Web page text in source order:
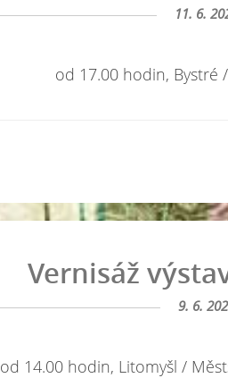
11. 6.
od 17.00 hodin,
Vernisáž
9. 6.
od 14.00 hodin, Litomyšl /